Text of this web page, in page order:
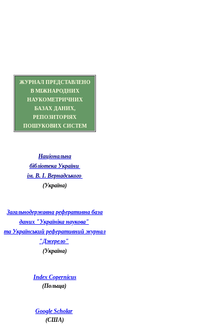
ЖУРНАЛ ПРЕДСТАВЛЕНО
В МІЖНАРОДНИХ
НАУКОМЕТРИЧНИХ
БАЗАХ ДАНИХ,
РЕПОЗИТОРІЯХ
ПОШУКОВИХ СИСТЕМ
Національна
бібліотека України
ім. В. І. Вернадського
(Україна)
Загальнодержавна реферативна база
даних "Україніка наукова"
та Український реферативний журнал
"Джерело"
(Україна)
Index Copernicus
(Польща)
Google Scholar
(США)